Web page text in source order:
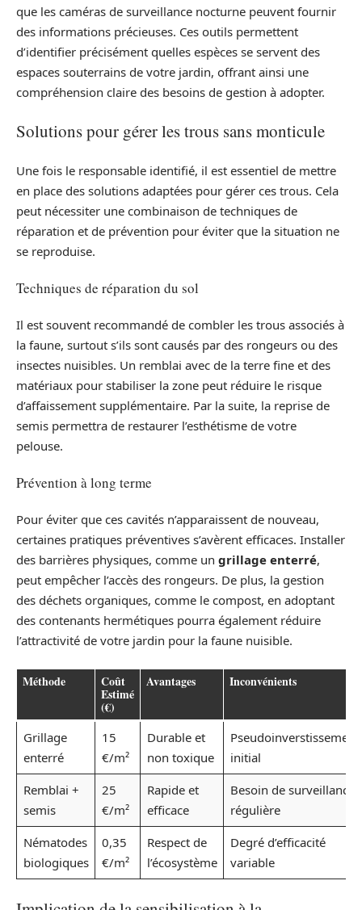
que les caméras de surveillance nocturne peuvent fournir
des informations précieuses. Ces outils permettent
d’identifier précisément quelles espèces se servent des
espaces souterrains de votre jardin, offrant ainsi une
compréhension claire des besoins de gestion à adopter.
Solutions pour gérer les trous sans monticule
Une fois le responsable identifié, il est essentiel de mettre
en place des solutions adaptées pour gérer ces trous. Cela
peut nécessiter une combinaison de techniques de
réparation et de prévention pour éviter que la situation ne
se reproduise.
Techniques de réparation du sol
Il est souvent recommandé de combler les trous associés à
la faune, surtout s’ils sont causés par des rongeurs ou des
insectes nuisibles. Un remblai avec de la terre fine et des
matériaux pour stabiliser la zone peut réduire le risque
d’affaissement supplémentaire. Par la suite, la reprise de
semis permettra de restaurer l’esthétisme de votre
pelouse.
Prévention à long terme
Pour éviter que ces cavités n’apparaissent de nouveau,
certaines pratiques préventives s’avèrent efficaces. Installer
des barrières physiques, comme un grillage enterré,
peut empêcher l’accès des rongeurs. De plus, la gestion
des déchets organiques, comme le compost, en adoptant
des contenants hermétiques pourra également réduire
l’attractivité de votre jardin pour la faune nuisible.
Méthode Coût
Estimé
(€)
Avantages Inconvénients
Grillage
enterré
15
€/m²
Durable et
non toxique
Pseudoinverstissement
initial
Remblai +
semis
25
€/m²
Rapide et
efficace
Besoin de surveillance
régulière
Nématodes
biologiques
0,35
€/m²
Respect de
l’écosystème
Degré d’efficacité
variable